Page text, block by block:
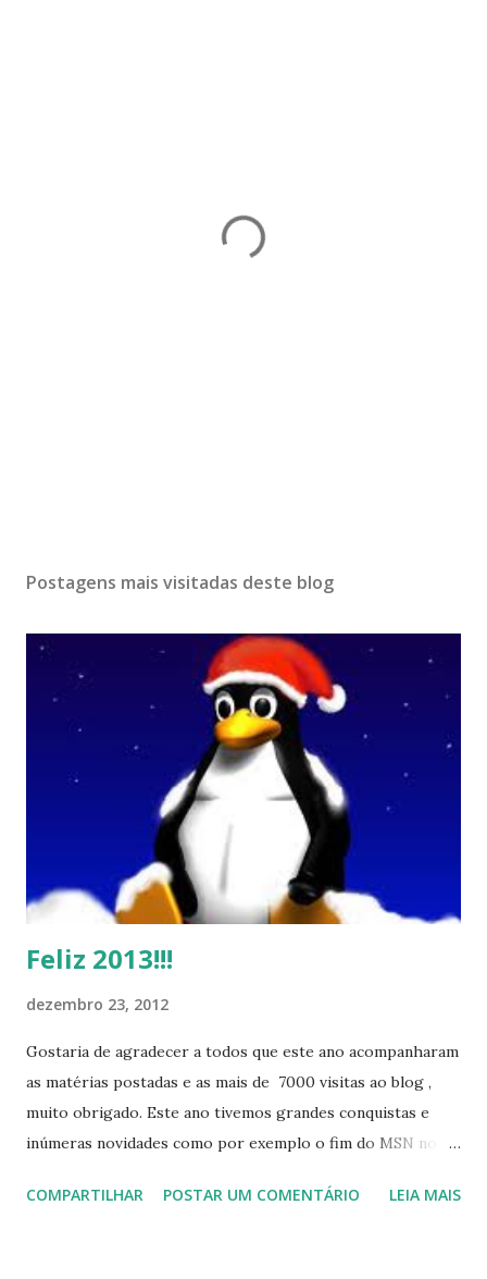
Postagens mais visitadas deste blog
Feliz 2013!!!
dezembro 23, 2012
Gostaria de agradecer a todos que este ano acompanharam
as matérias postadas e as mais de 7000 visitas ao blog ,
muito obrigado. Este ano tivemos grandes conquistas e
inúmeras novidades como por exemplo o fim do MSN no
do Kaiana que será lançada em 2013, distro nacional , a
COMPARTILHAR POSTAR UM COMENTÁRIO LEIA MAIS